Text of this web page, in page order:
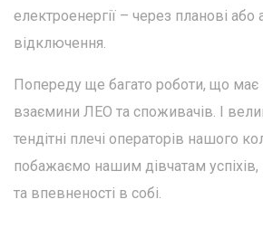
електроенергії – через планові або
відключення.
Попереду ще багато роботи, що має
взаємини ЛЕО та споживачів. І
тендітні плечі операторів нашого
побажаємо нашим дівчатам
та впевненості в собі.